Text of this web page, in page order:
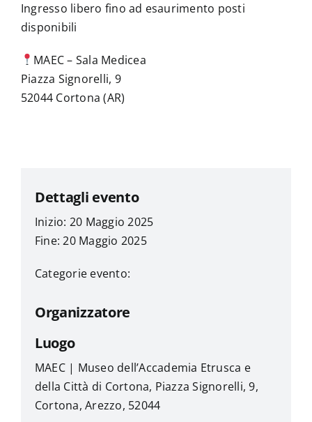
Ingresso libero fino ad esaurimento posti
disponibili
MAEC – Sala Medicea
Piazza Signorelli, 9
52044 Cortona (AR)
Dettagli evento
Inizio: 20 Maggio 2025
Fine: 20 Maggio 2025
Categorie evento:
Organizzatore
Luogo
MAEC | Museo dell’Accademia Etrusca e
della Città di Cortona, Piazza Signorelli, 9,
Cortona, Arezzo, 52044